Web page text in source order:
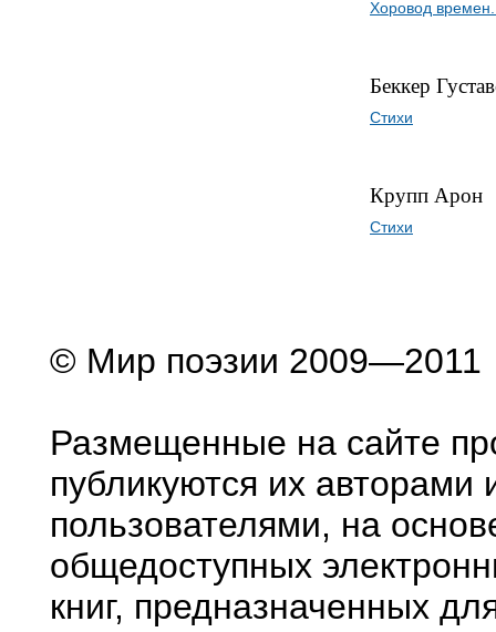
Хоровод времен.
Беккер
Стихи
Крупп Арон
Стихи
© Мир поэзии 2009—2011
Размещенные на сайте
публикуются их авторами
пользователями, на
общедоступных
книг, предназначенных